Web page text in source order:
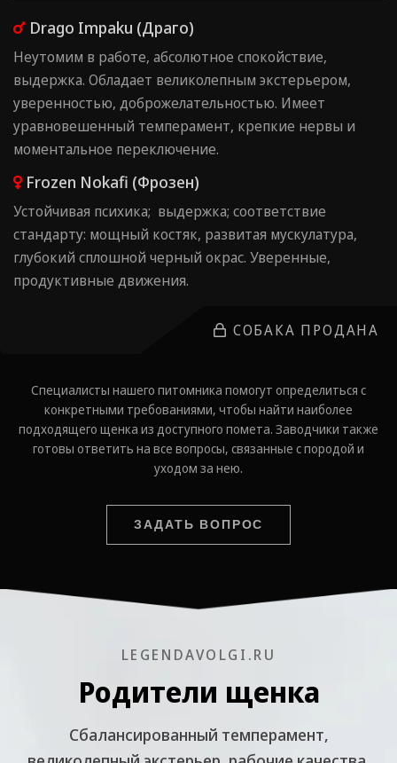
Drago Impaku (Драго)
Неутомим в работе, абсолютное спокойствие,
выдержка. Обладает великолепным экстерьером,
уверенностью, доброжелательностью. Имеет
уравновешенный темперамент, крепкие нервы и
моментальное переключение.
Frozen Nokafi (Фрозен)
Устойчивая психика; выдержка; соответствие
стандарту: мощный костяк, развитая мускулатура,
глубокий сплошной черный окрас. Уверенные,
продуктивные движения.
СОБАКА ПРОДАНА
Специалисты нашего питомника помогут определиться с
конкретными требованиями, чтобы найти наиболее
подходящего щенка из доступного помета. Заводчики также
готовы ответить на все вопросы, связанные с породой и
уходом за нею.
ЗАДАТЬ ВОПРОС
LEGENDAVOLGI.RU
Родители щенка
Cбалансированный темперамент,